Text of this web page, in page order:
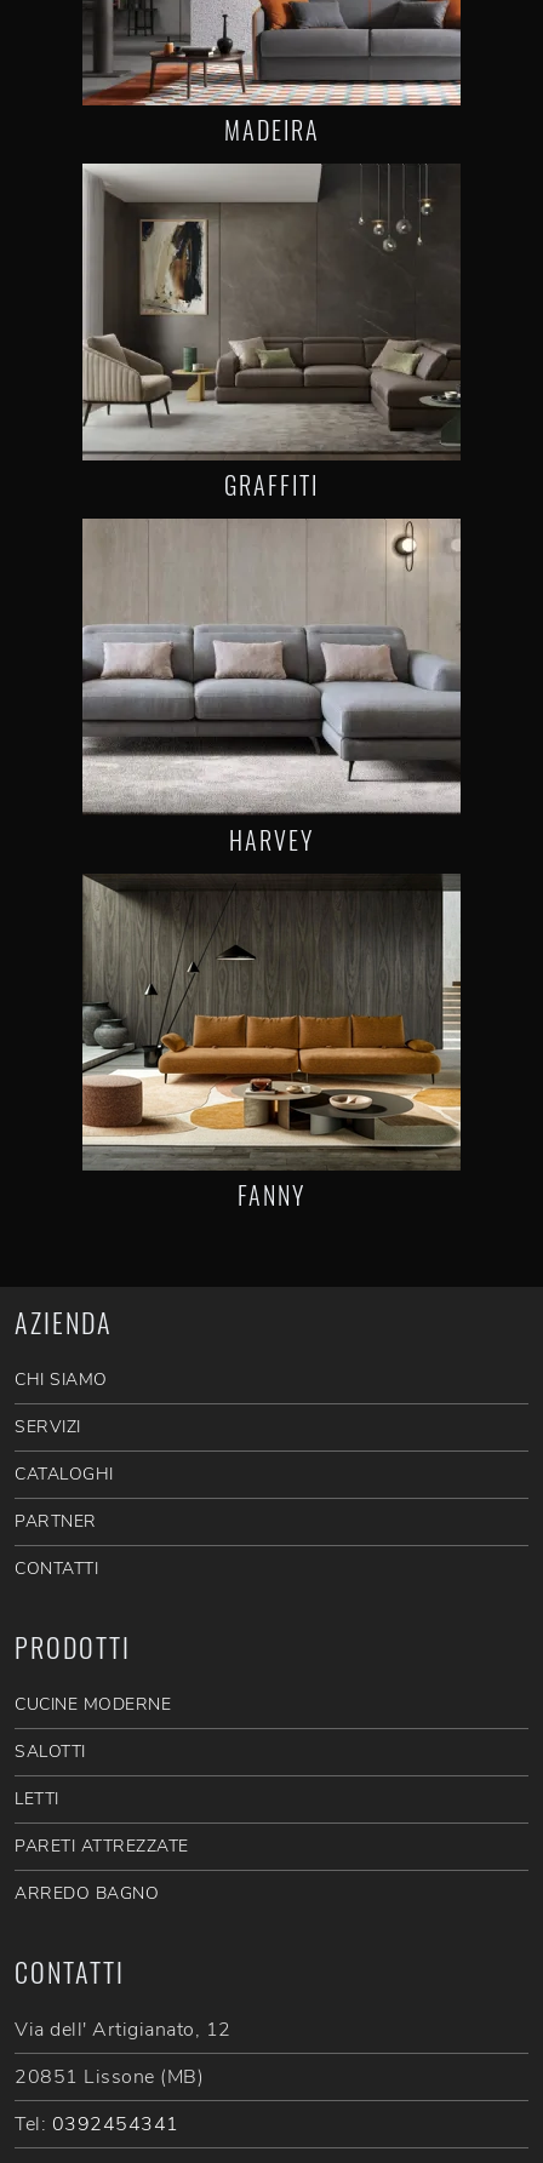
MADEIRA
GRAFFITI
HARVEY
FANNY
AZIENDA
CHI SIAMO
SERVIZI
CATALOGHI
PARTNER
CONTATTI
PRODOTTI
CUCINE MODERNE
SALOTTI
LETTI
PARETI ATTREZZATE
ARREDO BAGNO
CONTATTI
Via dell' Artigianato, 12
20851 Lissone (MB)
Tel: 0392454341